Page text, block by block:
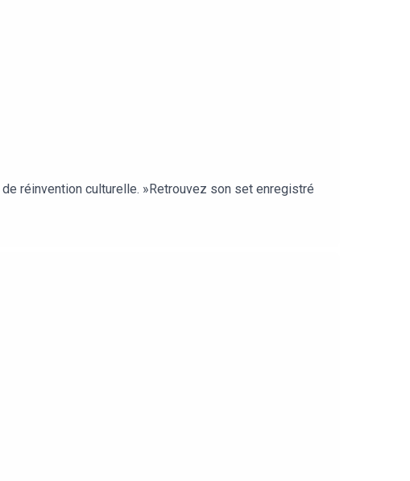
réinvention culturelle. »Retrouvez son set enregistré